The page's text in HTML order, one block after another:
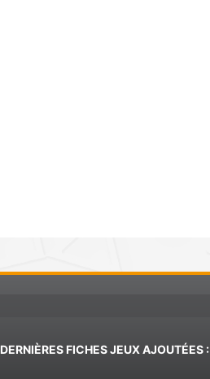
DERNIÈRES FICHES JEUX AJOUTÉES :